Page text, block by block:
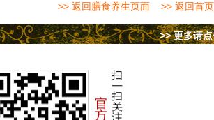
>> 返回膳食养生页面 >> 返回首页
>> 更多请